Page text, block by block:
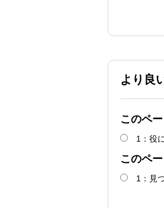
より良
このペ
1：役
このペ
1：見